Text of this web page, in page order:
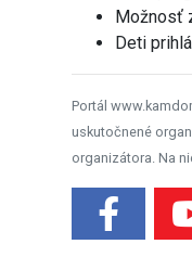
Možnosť
Deti
Portál
uskutočnené
organizátora. Na